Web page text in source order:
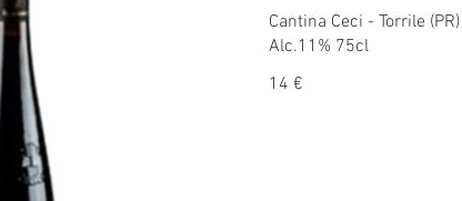
Cantina Ceci - Torrile (PR)
Alc.11% 75cl
14 €